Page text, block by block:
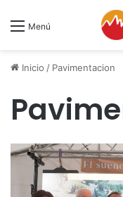
Menú
Inicio / Pavimentacion